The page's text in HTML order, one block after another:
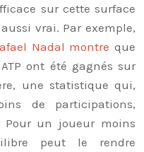
sur cette surface
vrai. Par exemple,
Nadal montre que
ont été gagnés sur
une statistique qui,
de participations,
Pour un joueur moins
peut le rendre